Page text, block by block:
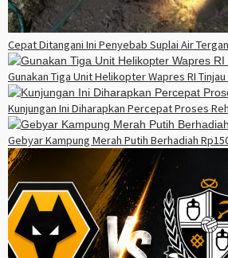
Cepat Ditangani Ini Penyebab Suplai Air
Gunakan Tiga Unit Helikopter Wapres RI Tinjau
Kunjungan Ini Diharapkan Percepat Proses
Gebyar Kampung Merah Putih Berhadiah